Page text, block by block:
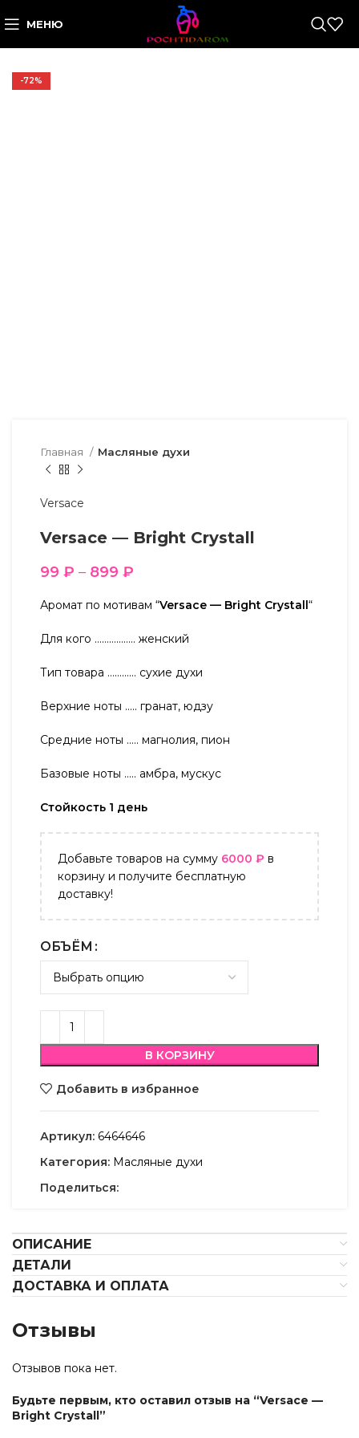
МЕНЮ
-72%
Главная Масляные духи
Versace
Versace — Bright Crystall
99 ₽ – 899 ₽
Аромат по мотивам “Versace — Bright Crystall“
Для кого …………….. женский
Тип товара ………… сухие духи
Верхние ноты ….. гранат, юдзу
Средние ноты ….. магнолия, пион
Базовые ноты ….. амбра, мускус
Стойкость 1 день
Добавьте товаров на сумму 6000 ₽ в
корзину и получите бесплатную
доставку!
ОБЪЁМ
В КОРЗИНУ
Добавить в избранное
Артикул: 6464646
Категория: Масляные духи
Поделиться:
ОПИСАНИЕ
ДЕТАЛИ
ДОСТАВКА И ОПЛАТА
Отзывы
Отзывов пока нет.
Будьте первым, кто оставил отзыв на “Versace —
Bright Crystall”